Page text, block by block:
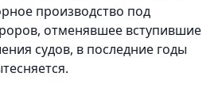
производство под
отменявшее вступившие
судов, в последние годы